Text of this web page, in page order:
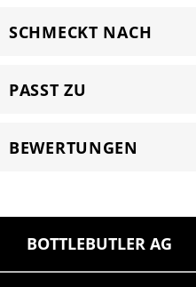
SCHMECKT NACH
PASST ZU
BEWERTUNGEN
BOTTLEBUTLER AG